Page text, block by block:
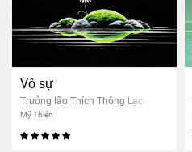
Vô sự
Trưởng lão Thích Thông Lạc
Mỹ Thiện